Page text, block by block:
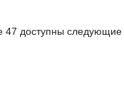
47 доступны